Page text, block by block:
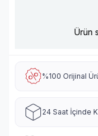
Ürün
%100 Orijinal
24 Saat İçinde